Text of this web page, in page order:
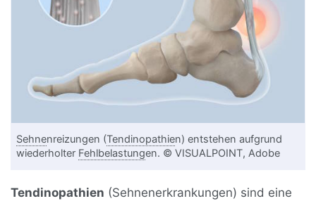
Sehnenreizungen (Tendinopathien) entstehen aufgrund
wiederholter Fehlbelastungen. © VISUALPOINT, Adobe
Tendinopathien (Sehnenerkrankungen) sind eine